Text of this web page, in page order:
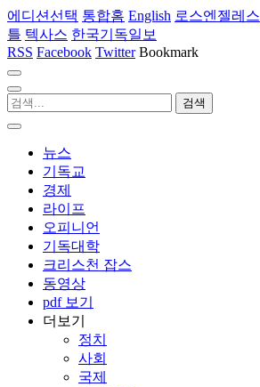
에디션선택 통합홈 English 로스엔젤레스
틀 텍사스 한국기독일보
RSS Facebook Twitter Bookmark
뉴스
기독교
경제
라이프
오피니언
기독대학
크리스천 잡스
동영상
pdf 보기
더보기
정치
사회
국제